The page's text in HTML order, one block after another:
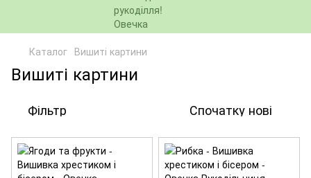
Каталог Вишиті картини
Вишиті картини
Фільтр Спочатку нові